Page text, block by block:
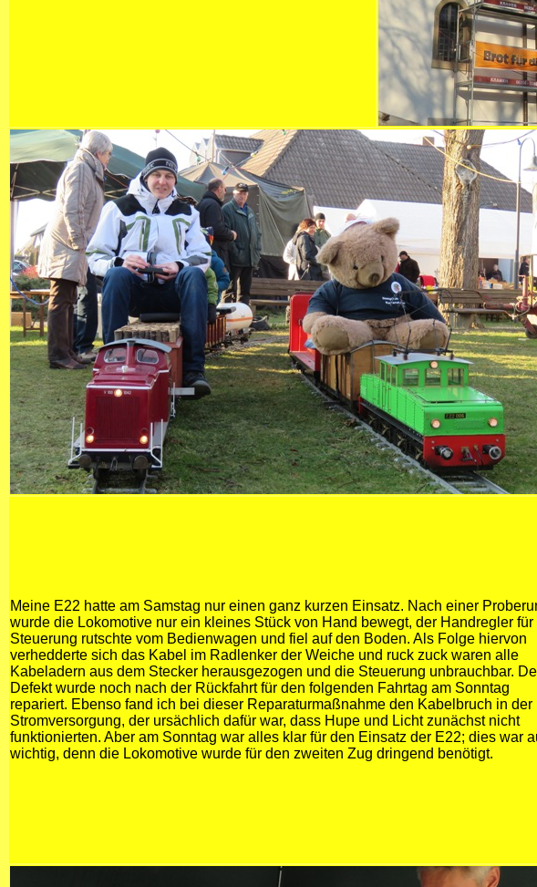
Meine E22 hatte am Samstag nur einen ganz kurzen Einsatz. Nach einer
wurde die Lokomotive nur ein kleines Stück von Hand bewegt, der Handregler für
Steuerung rutschte vom Bedienwagen und fiel auf den Boden. Als Folge hiervon
verhedderte sich das Kabel im Radlenker der Weiche und ruck zuck waren alle
Kabeladern aus dem Stecker herausgezogen und die Steuerung unbrauchbar.
Defekt wurde noch nach der Rückfahrt für den folgenden Fahrtag am Sonntag
repariert. Ebenso fand ich bei dieser Reparaturmaßnahme den Kabelbruch in der
Stromversorgung, der ursächlich dafür war, dass Hupe und Licht zunächst nicht
funktionierten. Aber am Sonntag war alles klar für den Einsatz der E22; dies war
wichtig, denn die Lokomotive wurde für den zweiten Zug dringend benötigt.